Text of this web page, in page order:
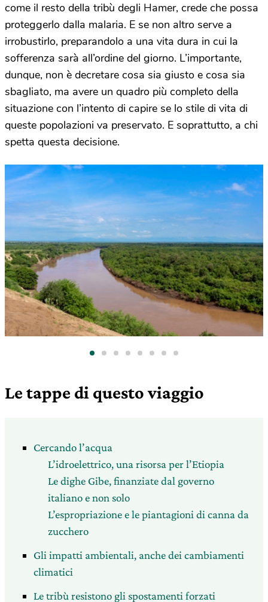
come il resto della tribù degli Hamer, crede che possa
proteggerlo dalla malaria. E se non altro serve a
irrobustirlo, preparandolo a una vita dura in cui la
sofferenza sarà all’ordine del giorno. L’importante,
dunque, non è decretare cosa sia giusto e cosa sia
sbagliato, ma avere un quadro più completo della
situazione con l’intento di capire se lo stile di vita di
queste popolazioni va preservato. E soprattutto, a chi
spetta questa decisione.
Le tappe di questo viaggio
Cercando l’acqua
L’idroelettrico, una risorsa per l’Etiopia
Le dighe Gibe, finanziate dal governo
italiano e non solo
L’espropriazione e le piantagioni di canna da
zucchero
Gli impatti ambientali, anche dei cambiamenti
climatici
Le tribù resistono gli spostamenti forzati